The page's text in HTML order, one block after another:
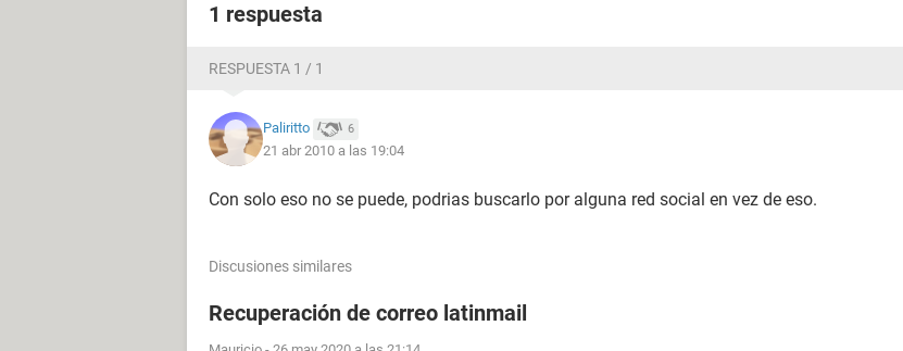
1 respuesta
RESPUESTA 1 / 1
Paliritto 6
21 abr 2010 a las 19:04
Con solo eso no se puede, podrias buscarlo por alguna red social en vez de eso.
Discusiones similares
Recuperación de correo latinmail